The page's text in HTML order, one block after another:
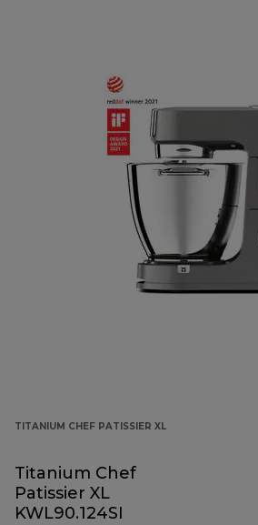
TITANIUM CHEF PATISSIER XL
Titanium Chef
Patissier XL
KWL90.124SI